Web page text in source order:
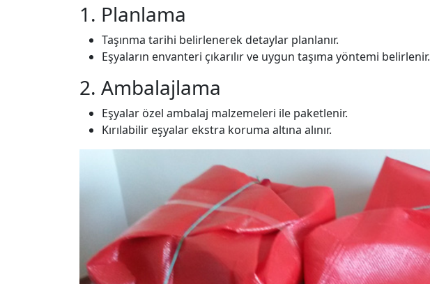
1. Planlama
Taşınma tarihi belirlenerek detaylar planlanır.
Eşyaların envanteri çıkarılır ve uygun taşıma yöntemi belirlenir.
2. Ambalajlama
Eşyalar özel ambalaj malzemeleri ile paketlenir.
Kırılabilir eşyalar ekstra koruma altına alınır.